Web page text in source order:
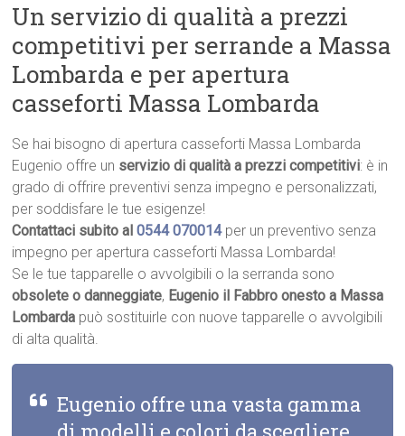
Un servizio di qualità a prezzi
competitivi per serrande a Massa
Lombarda e per apertura
casseforti Massa Lombarda
Se hai bisogno di apertura casseforti Massa Lombarda
Eugenio offre un servizio di qualità a prezzi competitivi: è in
grado di offrire preventivi senza impegno e personalizzati,
per soddisfare le tue esigenze!
Contattaci subito al0544 070014 per un preventivo senza
impegno per apertura casseforti Massa Lombarda!
Se le tue tapparelle o avvolgibili o la serranda sono
obsolete o danneggiate, Eugenio il Fabbro onesto a Massa
Lombarda può sostituirle con nuove tapparelle o avvolgibili
di alta qualità.
Eugenio offre una vasta gamma